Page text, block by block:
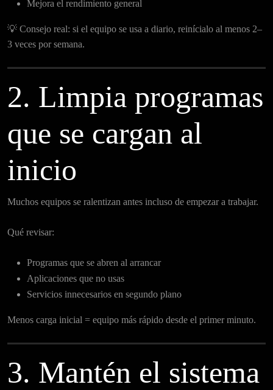
Mejora el rendimiento general
💡 Consejo real: si el equipo se usa a diario, reinícialo al menos 2–
3 veces por semana.
2. Limpia programas
que se cargan al
inicio
Muchos equipos se ralentizan antes incluso de empezar a trabajar.
Qué revisar:
Programas que se abren al arrancar
Aplicaciones que no usas
Servicios innecesarios en segundo plano
Menos carga inicial = equipo más rápido desde el primer minuto.
3. Mantén el sistema